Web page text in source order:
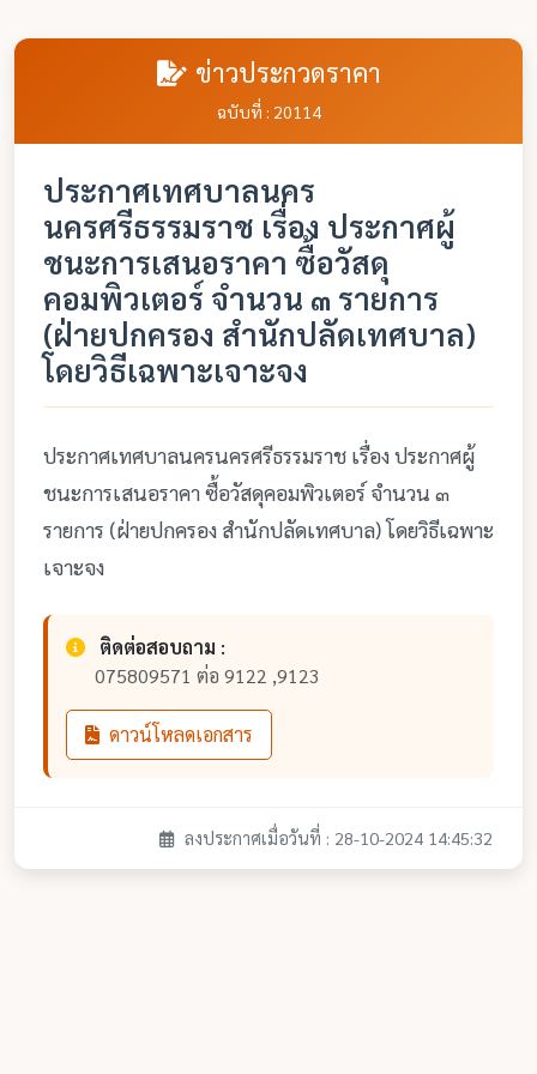
ข่าวประกวดราคา
ฉบับที่ : 20114
ประกาศเทศบาลนคร
นครศรีธรรมราช เรื่อง ประกาศผู้
ชนะการเสนอราคา ซื้อวัสดุ
คอมพิวเตอร์ จำนวน ๓ รายการ
(ฝ่ายปกครอง สำนักปลัดเทศบาล)
โดยวิธีเฉพาะเจาะจง
ประกาศเทศบาลนครนครศรีธรรมราช เรื่อง ประกาศผู้
ชนะการเสนอราคา ซื้อวัสดุคอมพิวเตอร์ จำนวน ๓
รายการ (ฝ่ายปกครอง สำนักปลัดเทศบาล) โดยวิธีเฉพาะ
เจาะจง
ติดต่อสอบถาม :
075809571 ต่อ 9122 ,9123
ดาวน์โหลดเอกสาร
ลงประกาศเมื่อวันที่ : 28-10-2024 14:45:32